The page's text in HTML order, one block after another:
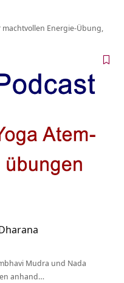
Energie-Übung,
Mudra und Nada
anhand…